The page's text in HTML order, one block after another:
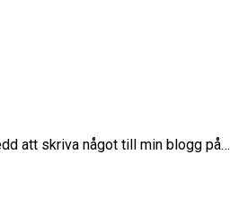
att skriva något till min blogg på…